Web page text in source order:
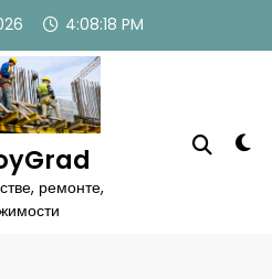
4:08:19 PM
ремонте,